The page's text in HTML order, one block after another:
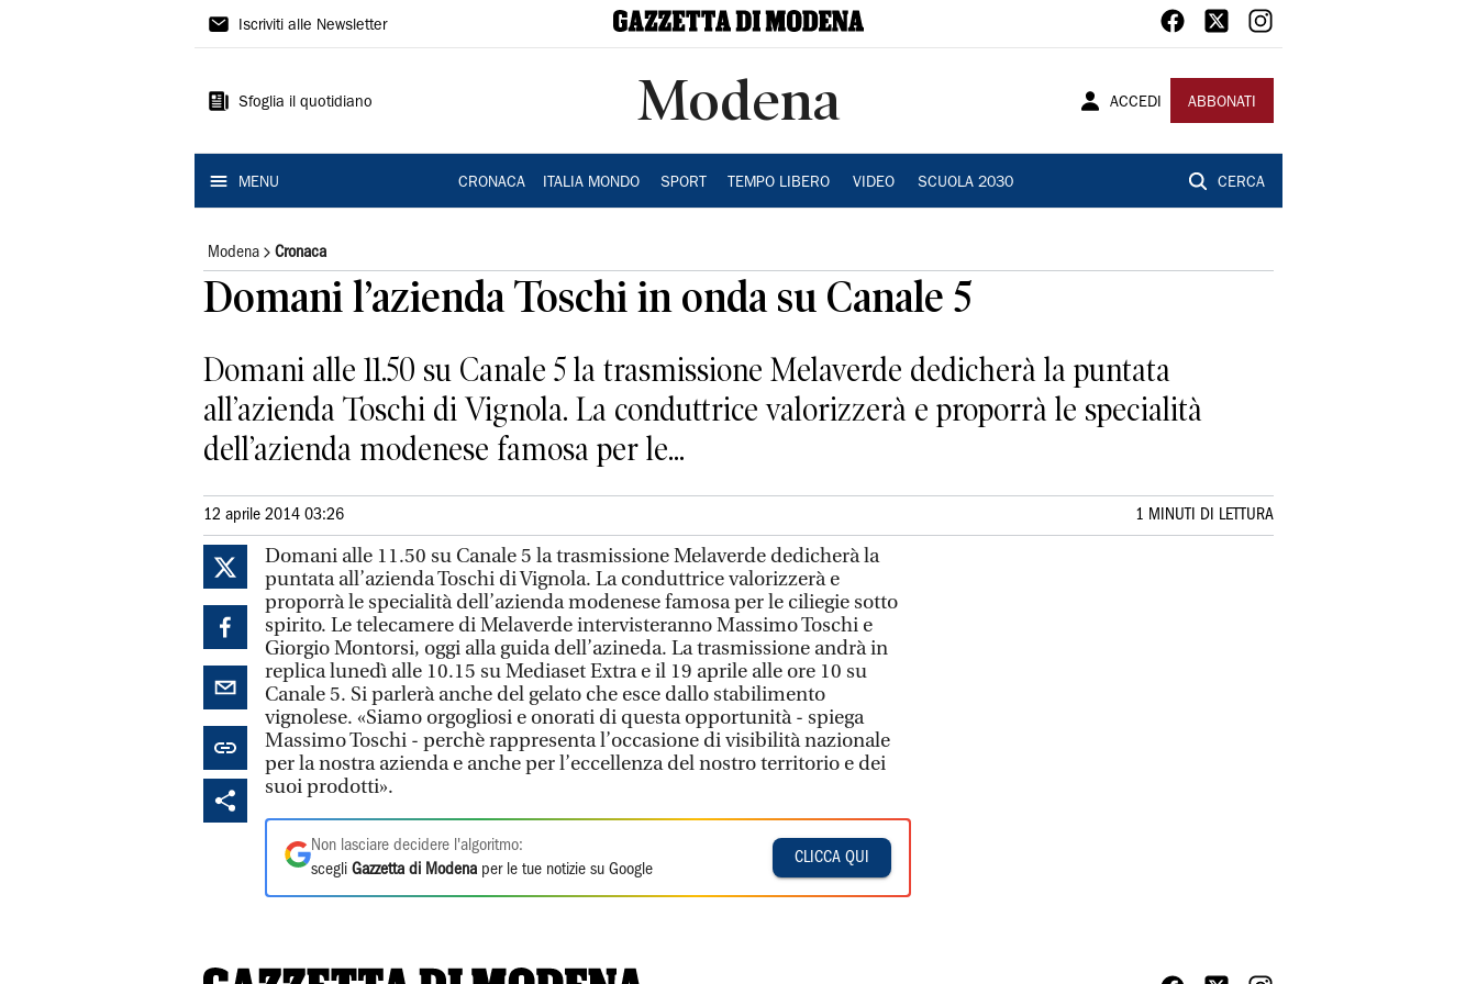
Gazzetta
Modena
Iscriviti alle Newsletter
Sfoglia il quotidiano Modena ACCEDI ABBONATI
MENU CRONACA ITALIA MONDO SPORT TEMPO LIBERO VIDEO SCUOLA 2030 CERCA
Modena Cronaca
Domani l’azienda Toschi in onda su Canale 5
Domani alle 11.50 su Canale 5 la trasmissione Melaverde dedicherà la puntata
all’azienda Toschi di Vignola. La conduttrice valorizzerà e proporrà le specialità
dell’azienda modenese famosa per le...
12 aprile 2014 03:26 1 MINUTI DI LETTURA
Domani alle 11.50 su Canale 5 la trasmissione Melaverde dedicherà la
puntata all’azienda Toschi di Vignola. La conduttrice valorizzerà e
proporrà le specialità dell’azienda modenese famosa per le ciliegie sotto
spirito. Le telecamere di Melaverde intervisteranno Massimo Toschi e
Giorgio Montorsi, oggi alla guida dell’azineda. La trasmissione andrà in
replica lunedì alle 10.15 su Mediaset Extra e il 19 aprile alle ore 10 su
Canale 5. Si parlerà anche del gelato che esce dallo stabilimento
vignolese. «Siamo orgogliosi e onorati di questa opportunità - spiega
Massimo Toschi - perchè rappresenta l’occasione di visibilità nazionale
per la nostra azienda e anche per l’eccellenza del nostro territorio e dei
suoi prodotti».
Non lasciare decidere l'algoritmo:
scegli Gazzetta di Modena per le tue notizie su Google
CLICCA QUI